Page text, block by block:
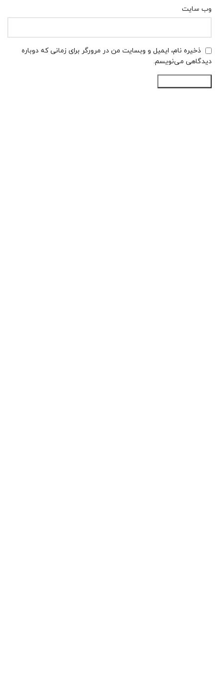
وب‌ سایت
ذخیره نام، ایمیل و وبسایت من در مرورگر برای زمانی که دوباره
دیدگاهی می‌نویسم.